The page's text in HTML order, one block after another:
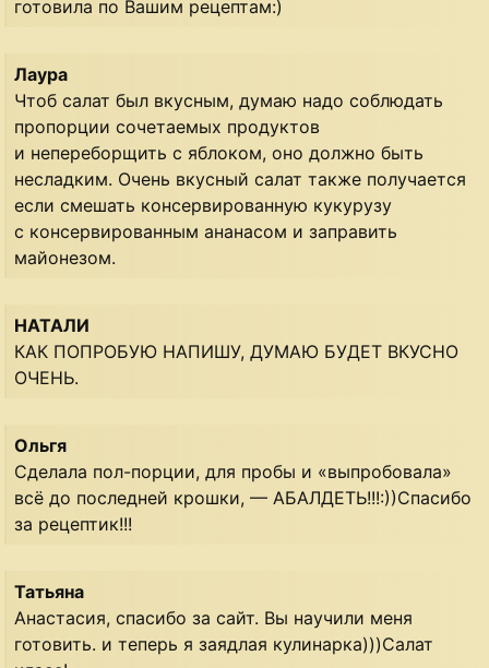
готовила по Вашим рецептам:)
Лаура
Чтоб салат был вкусным, думаю надо соблюдать
пропорции сочетаемых продуктов
и непереборщить с яблоком, оно должно быть
несладким. Очень вкусный салат также получается
если смешать консервированную кукурузу
с консервированным ананасом и заправить
майонезом.
НАТАЛИ
КАК ПОПРОБУЮ НАПИШУ, ДУМАЮ БУДЕТ ВКУСНО
ОЧЕНЬ.
Ольгя
Сделала пол-порции, для пробы и «выпробовала»
всё до последней крошки, — АБАЛДЕТЬ!!!:))Спасибо
за рецептик!!!
Татьяна
Анастасия, спасибо за сайт. Вы научили меня
готовить. и теперь я заядлая кулинарка)))Салат